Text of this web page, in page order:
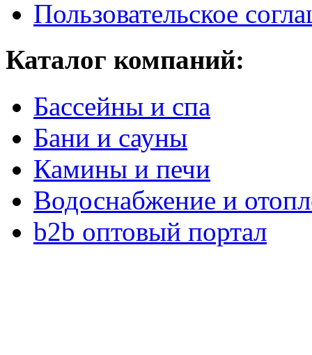
Пользовательское
Каталог компаний:
Бассейны и спа
Бани и сауны
Камины и печи
Водоснабжение и
b2b оптовый портал